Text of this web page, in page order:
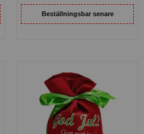
Beställningsbar senare